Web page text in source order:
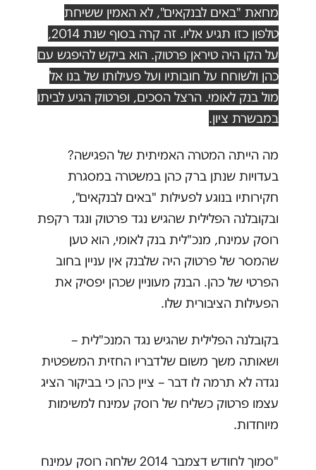
מחאת "באים לבנקאים", לא האמין ששיחת
טלפון כזו תגיע אליו. זה קרה בסוף שנת 2014,
על הקו היה טיראן פרטוק. הוא ביקש להיפגש עם
כהן ולשוחח על חובותיו ועל פעילותו של בנו אל
מול בנק לאומי. הרצל הסכים, ופרטוק הגיע לביתו
במבשרת ציון.
מה הייתה המטרה האמיתית של הפגישה?
בעדויות שנתן ברק כהן במשטרה במסגרת
חקירותיו בנוגע לפעילות "באים לבנקאים",
ובקובלנה הפלילית שהגיש נגד פרטוק ונגד רקפת
רוסק עמינח, מנכ"לית בנק לאומי, הוא טען
שהמסר של פרטוק היה שלבנק אין עניין בחוב
הפרטי של כהן. הבנק מעוניין שכהן יפסיק את
הפעילות הציבורית שלו.
בקובלנה הפלילית שהגיש נגד המנכ"לית –
ושאותה משך משום שלדבריו החזית המשפטית
נגדה לא תרמה לו דבר – ציין כהן כי בביקור הציג
עצמו פרטוק כשליח של רוסק עמינח למשימות
מיוחדות.
"סמוך לחודש דצמבר 2014 שלחה רוסק עמינח